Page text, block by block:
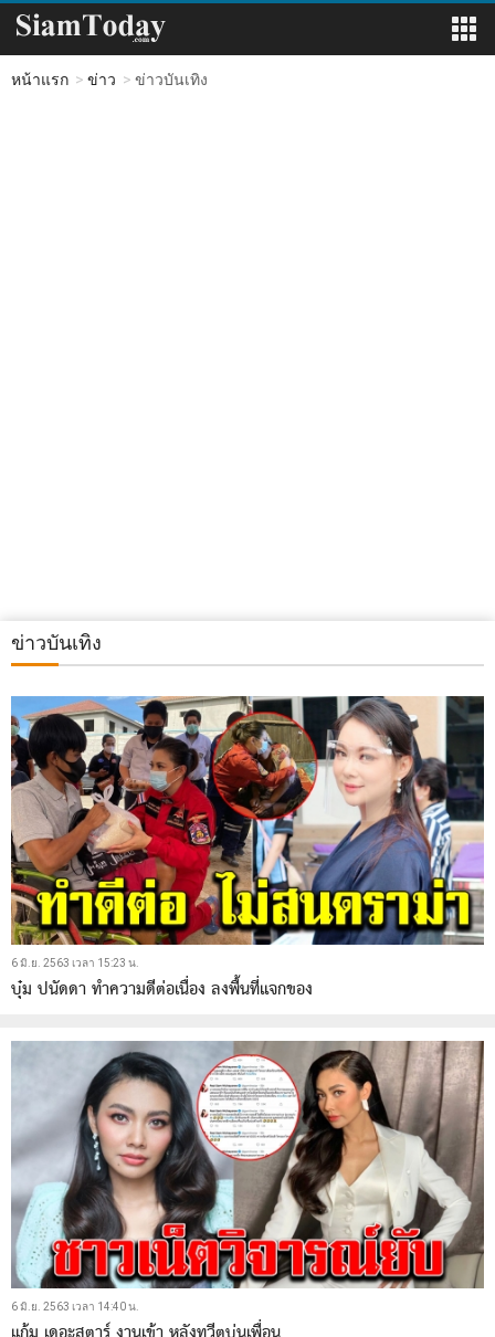
หน้าแรก ข่าว ข่าวบันเทิง
ข่าวบันเทิง
6 มิ.ย. 2563 เวลา 15:23 น.
บุ๋ม ปนัดดา ทำความดีต่อเนื่อง ลงพื้นที่แจกของ
6 มิ.ย. 2563 เวลา 14:40 น.